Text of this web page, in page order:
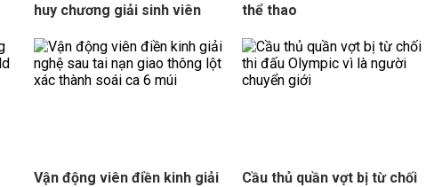
huy chương giải sinh viên
thể thao
Vận động viên điền kinh giải
Cầu thủ quần vợt bị từ chối